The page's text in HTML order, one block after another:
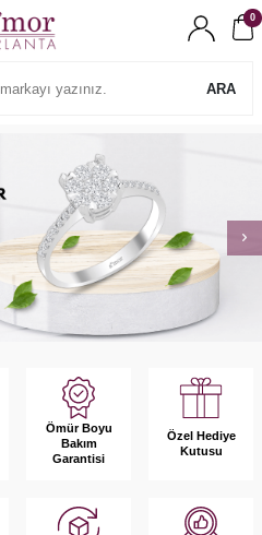
ARA
0
Ömür Boyu
Bakım
Garantisi
Özel Hediye
Kutusu